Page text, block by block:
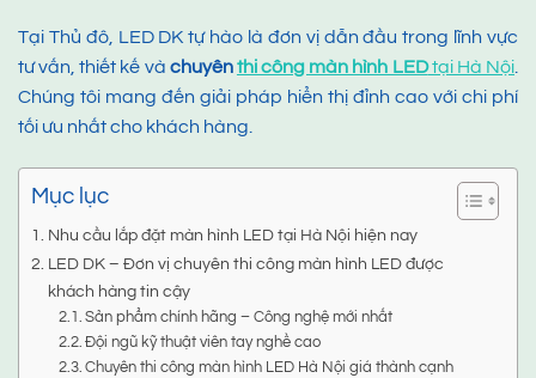
Tại Thủ đô, LED DK tự hào là đơn vị dẫn đầu trong lĩnh vực
tư vấn, thiết kế và chuyênthi công màn hình LEDtại Hà Nội.
Chúng tôi mang đến giải pháp hiển thị đỉnh cao với chi phí
tối ưu nhất cho khách hàng.
Mục lục
Nhu cầu lắp đặt màn hình LED tại Hà Nội hiện nay
LED DK – Đơn vị chuyên thi công màn hình LED được
khách hàng tin cậy
Sản phẩm chính hãng – Công nghệ mới nhất
Đội ngũ kỹ thuật viên tay nghề cao
Chuyên thi công màn hình LED Hà Nội giá thành cạnh